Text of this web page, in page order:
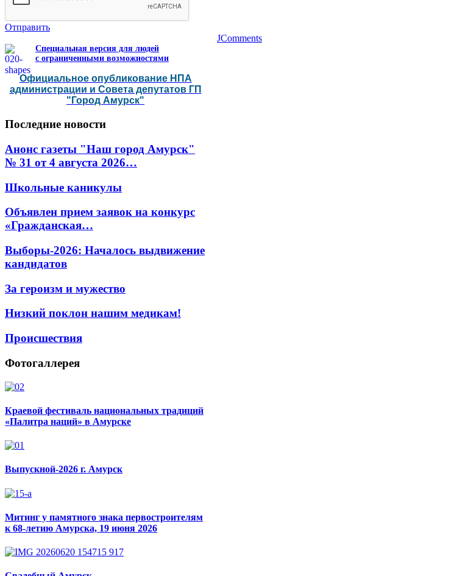
Отправить
JComments
Специальная версия для людей
с ограниченными возможностями
Официальное опубликование НПА
администрации и Совета депутатов ГП
"Город Амурск"
Последние новости
Анонс газеты "Наш город Амурск"
№ 31 от 4 августа 2026…
Школьные каникулы
Объявлен прием заявок на конкурс
«Гражданская…
Выборы-2026: Началось выдвижение
кандидатов
За героизм и мужество
Низкий поклон нашим медикам!
Происшествия
Фотогаллерея
Краевой фестиваль национальных традиций
«Палитра наций» в Амурске
Выпускной-2026 г. Амурск
Митинг у памятного знака первостроителям
к 68-летию Амурска, 19 июня 2026